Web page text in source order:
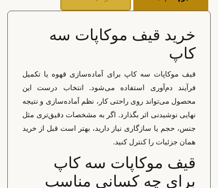
خرید قیف موکاپات سه
کاپ
قیف موکاپات سه کاپ برای آماده‌سازی قهوه یا تکمیل
فرآیند دم‌آوری استفاده می‌شود. انتخاب درست این
محصول می‌تواند روی راحتی کار، نظم آماده‌سازی و نتیجه
نهایی نوشیدنی اثر بگذارد. اگر به مشخصات دقیق‌تری مثل
جنس، حجم یا سازگاری نیاز دارید، بهتر است قبل از خرید
همان جزئیات را کنترل کنید.
قیف موکاپات سه کاپ
برای چه کسانی مناسب